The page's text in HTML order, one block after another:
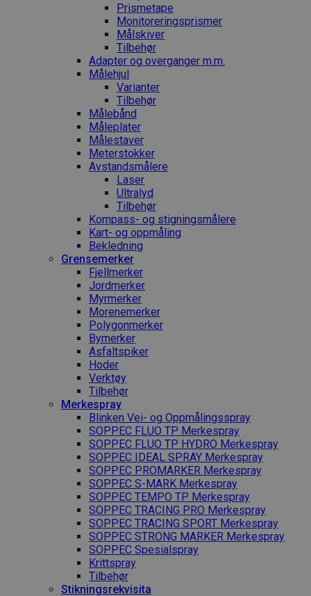
Prismetape
Monitoreringsprismer
Målskiver
Tilbehør
Adapter og overganger m.m.
Målehjul
Varianter
Tilbehør
Målebånd
Måleplater
Målestaver
Meterstokker
Avstandsmålere
Laser
Ultralyd
Tilbehør
Kompass- og stigningsmålere
Kart- og oppmåling
Bekledning
Grense­merker
Fjellmerker
Jordmerker
Myrmerker
Morenemerker
Polygonmerker
Bymerker
Asfaltspiker
Hoder
Verktøy
Tilbehør
Merkespray
Blinken Vei- og Oppmålingsspray
SOPPEC FLUO TP Merkespray
SOPPEC FLUO TP HYDRO Merkespray
SOPPEC IDEAL SPRAY Merkespray
SOPPEC PROMARKER Merkespray
SOPPEC S-MARK Merkespray
SOPPEC TEMPO TP Merkespray
SOPPEC TRACING PRO Merkespray
SOPPEC TRACING SPORT Merkespray
SOPPEC STRONG MARKER Merkespray
SOPPEC Spesialspray
Krittspray
Tilbehør
Stikningsrekvisita